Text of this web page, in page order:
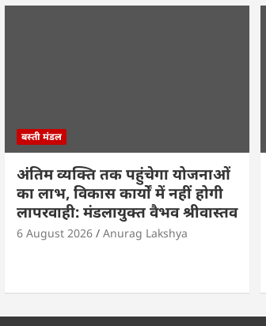
बस्ती मंडल
अंतिम व्यक्ति तक पहुंचेगा योजनाओं
का लाभ, विकास कार्यों में नहीं होगी
लापरवाही: मंडलायुक्त वैभव श्रीवास्तव
6 August 2026 Anurag Lakshya